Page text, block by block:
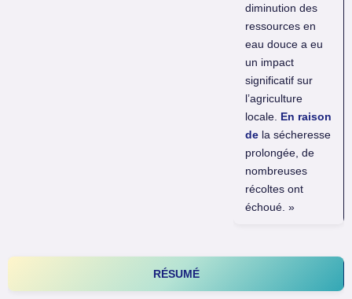
diminution des
ressources en
eau douce a eu
un impact
significatif sur
l’agriculture
locale. En raison
de la sécheresse
prolongée, de
nombreuses
récoltes ont
échoué. »
RÉSUMÉ